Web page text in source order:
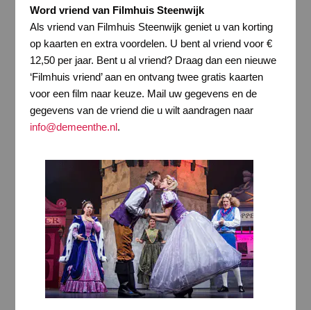
Word vriend van Filmhuis Steenwijk
Als vriend van Filmhuis Steenwijk geniet u van korting
op kaarten en extra voordelen. U bent al vriend voor €
12,50 per jaar. Bent u al vriend? Draag dan een nieuwe
‘Filmhuis vriend’ aan en ontvang twee gratis kaarten
voor een film naar keuze. Mail uw gegevens en de
gegevens van de vriend die u wilt aandragen naar
info@demeenthe.nl.